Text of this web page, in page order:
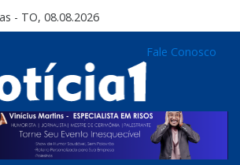
- TO, 08.08.2026
Fale Conosco